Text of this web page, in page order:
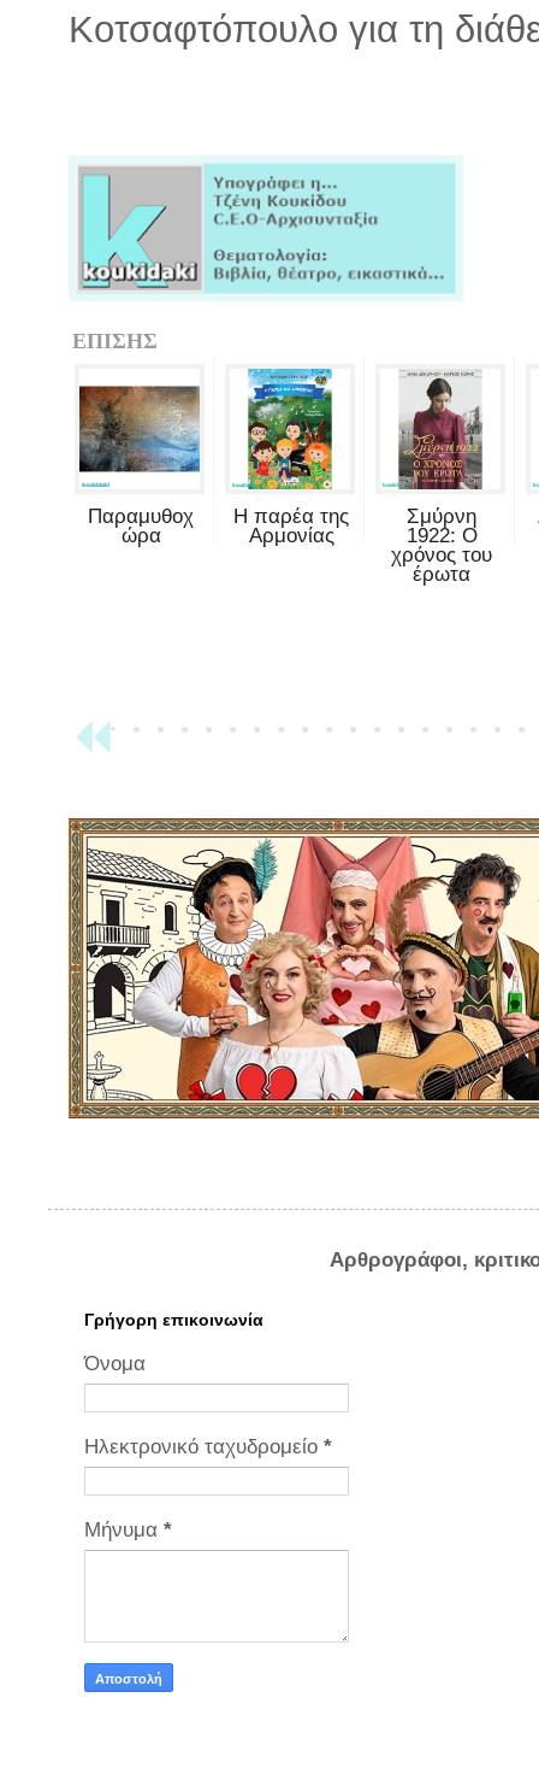
Κοτσαφτόπουλο για τη
ΕΠΙΣΗΣ
Παραμυθοχ
ώρα
Η παρέα της
Αρμονίας
Σμύρνη
1922: Ο
χρόνος του
έρωτα
Αρθρογράφοι,
Γρήγορη επικοινωνία
Όνομα
Ηλεκτρονικό ταχυδρομείο *
Μήνυμα *